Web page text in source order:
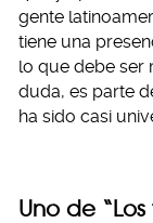
gente
tiene una
lo que debe ser
duda, es parte
ha sido casi
Uno de